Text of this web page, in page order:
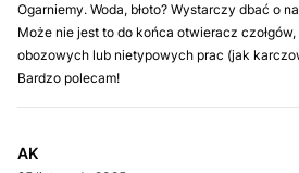
Ogarniemy. Woda, błoto? Wystarczy dbać o
Może nie jest to do końca otwieracz
obozowych lub nietypowych prac (jak
Bardzo polecam!
AK